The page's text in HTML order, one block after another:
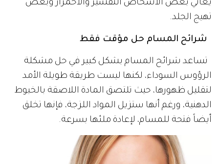
يعاني بعض الأشخاص التقشير والاحمرار وبعض
تهيج الجلد.
شرائح المسام حل مؤقت فقط
تساعد شرائح المسام بشكل كبير في حل مشكلة
الرؤوس السوداء، لكنها ليست طريقة طويلة الأمد
لتقليل ظهورها، حيث تلتصق المادة اللاصقة بالخيوط
الدهنية، ورغم أنها ستزيل المواد اللزجة، فإنها تخلق
أيضاً فتحة للمسام، لإعادة ملئها بسرعة.